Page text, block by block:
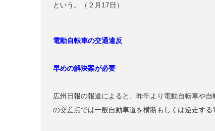
という。（２月17日）
電動自転車の交通違反
早めの解決案が必要
広州日報の報道によると、昨年より電動自転車や
の交差点では一般自動車道を横断もしくは逆走す